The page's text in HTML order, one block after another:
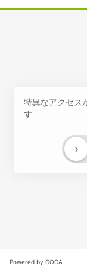
特異なアクセス
す
›
Powered by GOGA